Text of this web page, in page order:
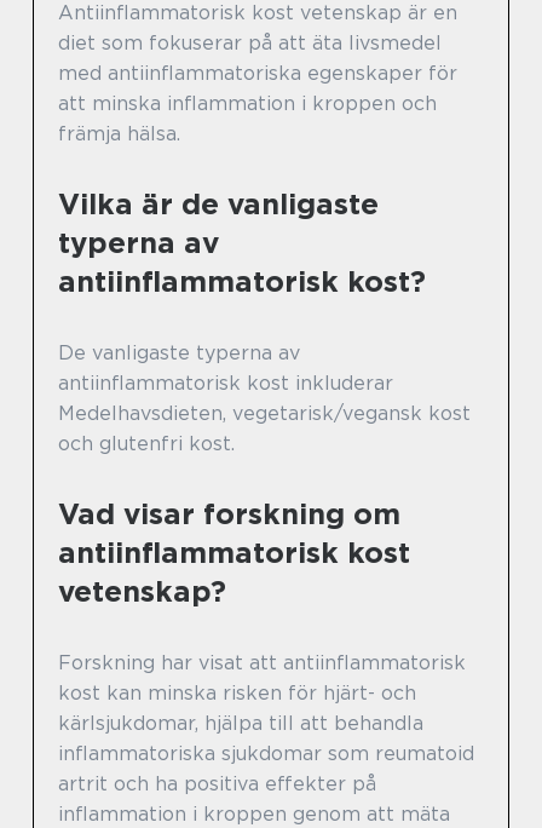
Antiinflammatorisk kost vetenskap är en
diet som fokuserar på att äta livsmedel
med antiinflammatoriska egenskaper för
att minska inflammation i kroppen och
främja hälsa.
Vilka är de vanligaste
typerna av
antiinflammatorisk kost?
De vanligaste typerna av
antiinflammatorisk kost inkluderar
Medelhavsdieten, vegetarisk/vegansk kost
och glutenfri kost.
Vad visar forskning om
antiinflammatorisk kost
vetenskap?
Forskning har visat att antiinflammatorisk
kost kan minska risken för hjärt- och
kärlsjukdomar, hjälpa till att behandla
inflammatoriska sjukdomar som reumatoid
artrit och ha positiva effekter på
inflammation i kroppen genom att mäta